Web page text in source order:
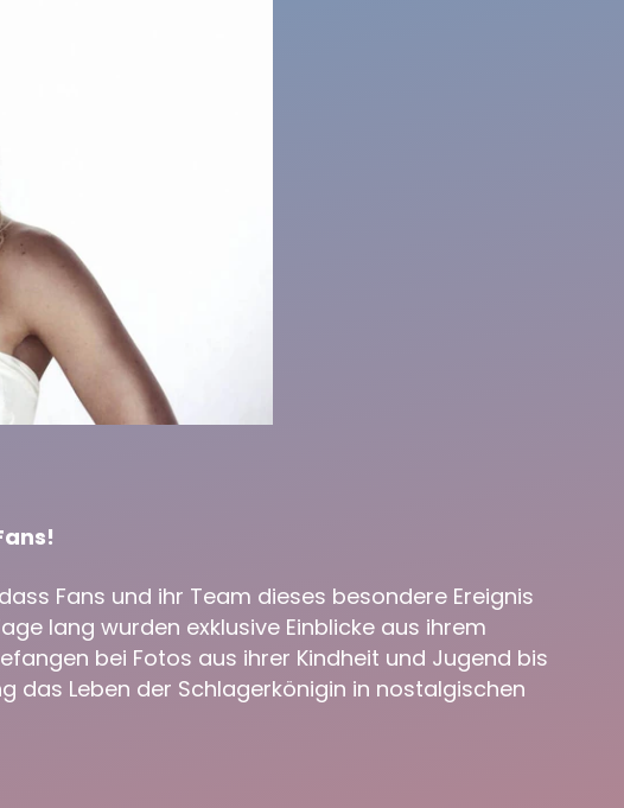
Fans und ihr Team dieses besondere Ereignis
lang wurden exklusive Einblicke aus ihrem
bei Fotos aus ihrer Kindheit und Jugend bis
das Leben der Schlagerkönigin in nostalgischen